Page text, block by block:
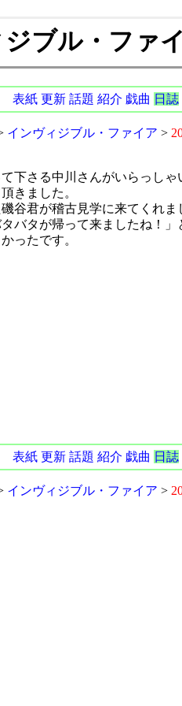
ブル・ファ
表紙 更新 話題 紹介 戯曲 日誌
インヴィジブル・ファイア >
下さる中川さんがいらっし
きました。
谷君が稽古見学に来てくれ
バタが帰って来ましたね！
ったです。
表紙 更新 話題 紹介 戯曲 日誌
インヴィジブル・ファイア >